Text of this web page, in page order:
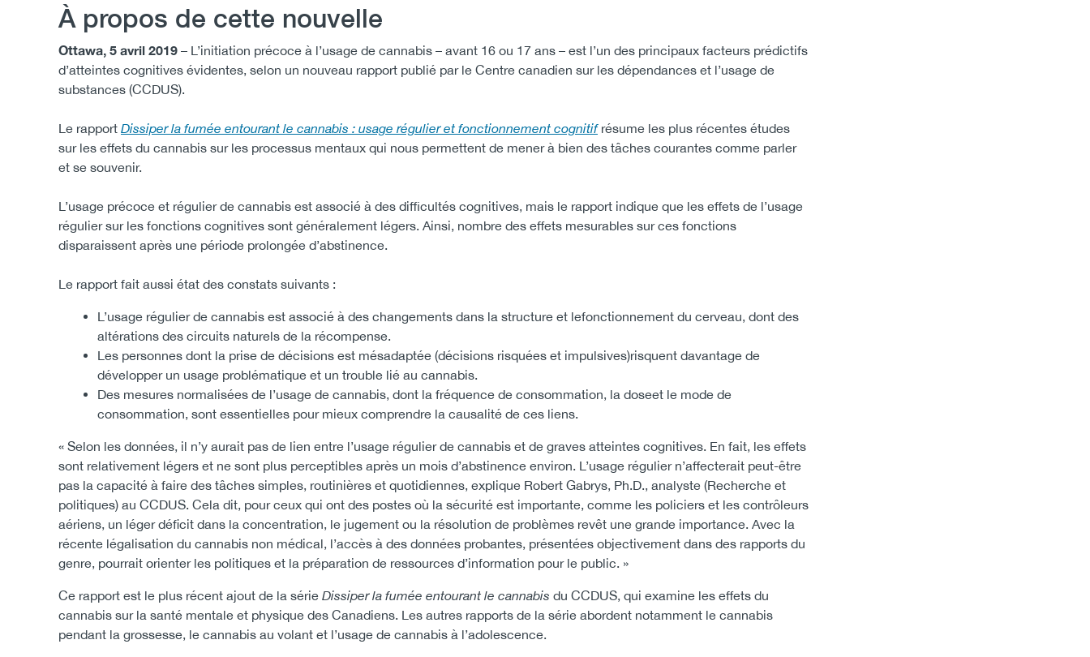
À propos de cette nouvelle
Ottawa, 5 avril 2019 – L’initiation précoce à l’usage de cannabis – avant 16 ou 17 ans – est l’un des principaux facteurs prédictifs
d’atteintes cognitives évidentes, selon un nouveau rapport publié par le Centre canadien sur les dépendances et l’usage de
substances (CCDUS).
Le rapport Dissiper la fumée entourant le cannabis : usage régulier et fonctionnement cognitifrésume les plus récentes études
sur les effets du cannabis sur les processus mentaux qui nous permettent de mener à bien des tâches courantes comme parler
et se souvenir.
L’usage précoce et régulier de cannabis est associé à des difficultés cognitives, mais le rapport indique que les effets de l’usage
régulier sur les fonctions cognitives sont généralement légers. Ainsi, nombre des effets mesurables sur ces fonctions
disparaissent après une période prolongée d’abstinence.
Le rapport fait aussi état des constats suivants :
L’usage régulier de cannabis est associé à des changements dans la structure et lefonctionnement du cerveau, dont des
altérations des circuits naturels de la récompense.
Les personnes dont la prise de décisions est mésadaptée (décisions risquées et impulsives)risquent davantage de
développer un usage problématique et un trouble lié au cannabis.
Des mesures normalisées de l’usage de cannabis, dont la fréquence de consommation, la doseet le mode de
consommation, sont essentielles pour mieux comprendre la causalité de ces liens.
« Selon les données, il n’y aurait pas de lien entre l’usage régulier de cannabis et de graves atteintes cognitives. En fait, les effets
sont relativement légers et ne sont plus perceptibles après un mois d’abstinence environ. L’usage régulier n’affecterait peut-être
pas la capacité à faire des tâches simples, routinières et quotidiennes, explique Robert Gabrys, Ph.D., analyste (Recherche et
politiques) au CCDUS. Cela dit, pour ceux qui ont des postes où la sécurité est importante, comme les policiers et les contrôleurs
aériens, un léger déficit dans la concentration, le jugement ou la résolution de problèmes revêt une grande importance. Avec la
récente légalisation du cannabis non médical, l’accès à des données probantes, présentées objectivement dans des rapports du
genre, pourrait orienter les politiques et la préparation de ressources d’information pour le public. »
Ce rapport est le plus récent ajout de la série Dissiper la fumée entourant le cannabis du CCDUS, qui examine les effets du
cannabis sur la santé mentale et physique des Canadiens. Les autres rapports de la série abordent notamment le cannabis
pendant la grossesse, le cannabis au volant et l’usage de cannabis à l’adolescence.